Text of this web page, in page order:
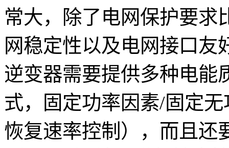
常大，除了电网保护要求
网稳定性以及电网接口友
逆变器需要提供多种电能
式，固定功率因素/固定
恢复速率控制），而且还